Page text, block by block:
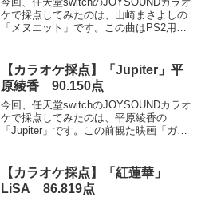
ケで採点してみたのは、山崎まさよしの
「メヌエット」です。この曲はPS2用ゲ
れました。牧歌的で荒野を旅しているか
のような雰...
【カラオケ採点】「Jupiter」平
原綾香 90.150点
今回、任天堂switchのJOYSOUNDカラオ
ケで採点してみたのは、平原綾香の
「Jupiter」です。この前観た映画「ガリ
画「ガリレオ 沈黙のパレード」紹介＆
感想平原...
【カラオケ採点】「紅蓮華」
LiSA 86.819点